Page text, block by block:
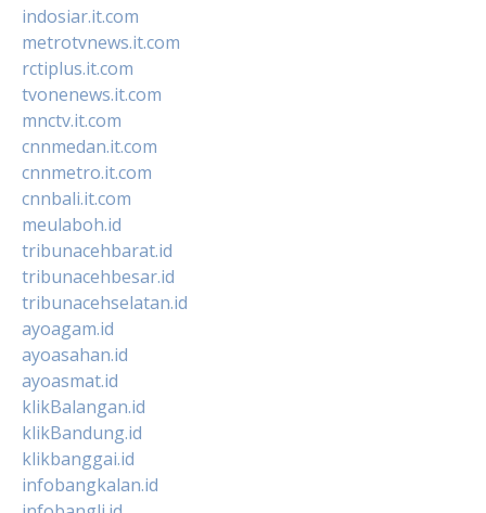
indosiar.it.com
metrotvnews.it.com
rctiplus.it.com
tvonenews.it.com
mnctv.it.com
cnnmedan.it.com
cnnmetro.it.com
cnnbali.it.com
meulaboh.id
tribunacehbarat.id
tribunacehbesar.id
tribunacehselatan.id
ayoagam.id
ayoasahan.id
ayoasmat.id
klikBalangan.id
klikBandung.id
klikbanggai.id
infobangkalan.id